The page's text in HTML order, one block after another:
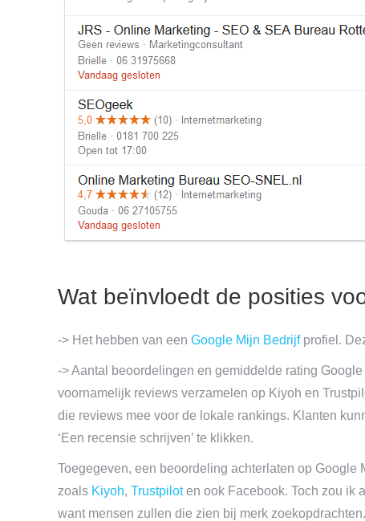
Wat beïnvloedt de posities
-> Het hebben van een Google Mijn Bedrijfprofiel.
-> Aantal beoordelingen en gemiddelde rating
voornamelijk reviews verzamelen op Kiyoh en
die reviews mee voor de lokale rankings. Klanten
‘Een recensie schrijven’ te klikken.
Toegegeven, een beoordeling achterlaten op
zoals Kiyoh, Trustpiloten ook Facebook. Toch zou ik
want mensen zullen die zien bij merk zoekopdrachten.